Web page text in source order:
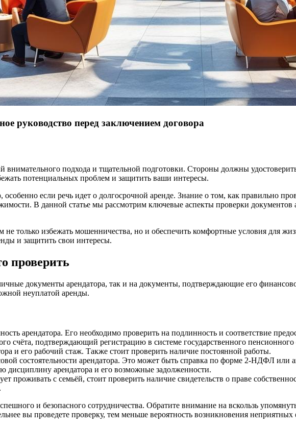
руководство перед заключением договора
подхода и тщательной подготовки. Стороны должны
потенциальных проблем и защитить ваши интересы.
особенно если речь идет о долгосрочной аренде. Знание о том, как правильно
В данной статье мы рассмотрим ключевые аспекты проверки
только избежать мошенничества, но и обеспечить комфортные условия для
и защитить свои интересы.
проверить
документы арендатора, так и на документы, подтверждающие его
неуплатой аренды.
арендатора. Его необходимо проверить на подлинность и соответствие
счёта, подтверждающий регистрацию в системе государственного пенсионного
и его рабочий стаж. Также стоит проверить наличие постоянной работы.
состоятельности арендатора. Это может быть справка по форме 2-НДФЛ или
дисциплину арендатора и его возможные задолженности.
проживать с семьёй, стоит проверить наличие свидетельств о праве
и безопасного сотрудничества. Обратите внимание на вскользь
вы проведете проверку, тем меньше вероятность возникновения